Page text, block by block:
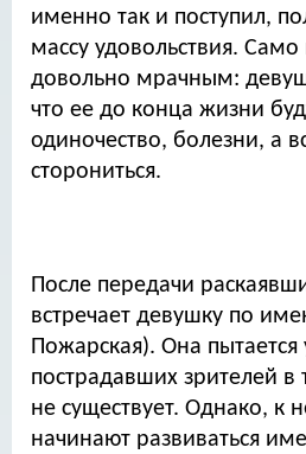
именно так и поступил,
массу удовольствия.
довольно мрачным:
что ее до конца жизни
одиночество, болезни, а
сторониться.
После передачи
встречает девушку по
Пожарская). Она пытается
пострадавших зрителей в
не существует. Однако, к
начинают развиваться